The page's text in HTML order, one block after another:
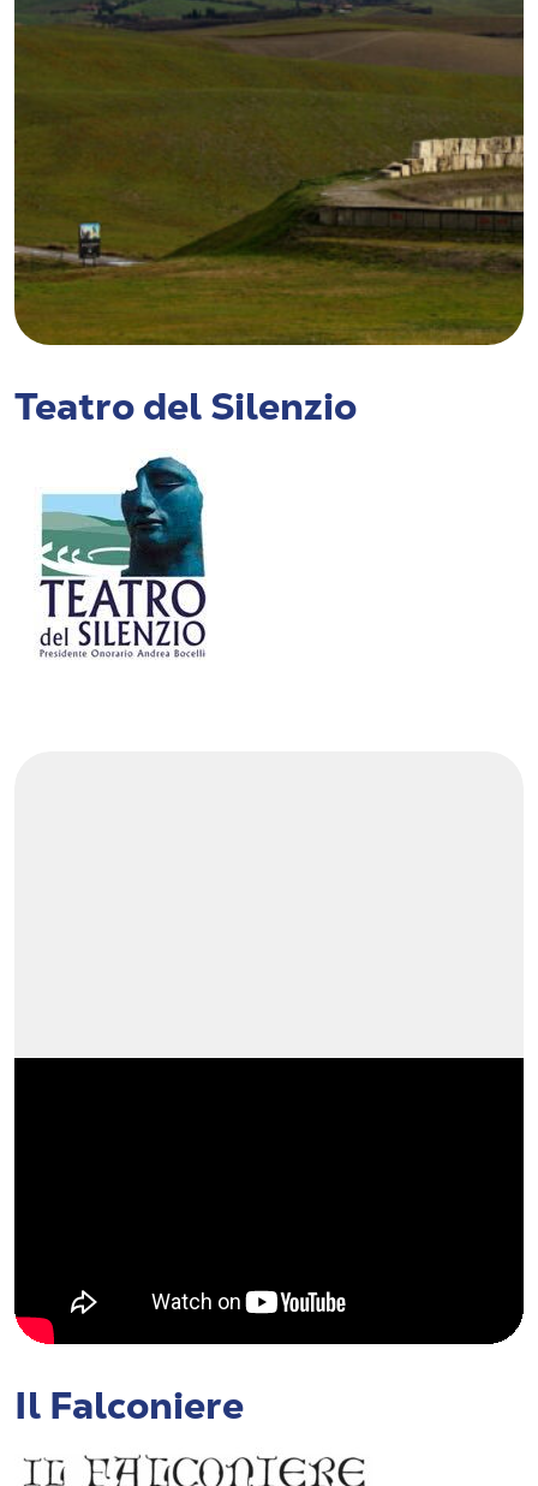
Teatro del Silenzio
Il Falconiere